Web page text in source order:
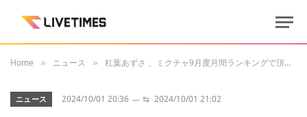
Home » ニュース » 杠葉あずさ 、ミクチャ9月度月間ランキングで頂点掴む。自己最高ポイントも更新
ニュース 2024/10/01 20:36 ⇆ 2024/10/01 21:02